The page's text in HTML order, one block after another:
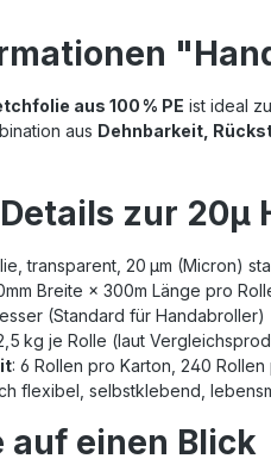
aus 100 % PE ist ideal
aus Dehnbarkeit,
zur 20µ
transparent, 20 µm (Micron)
Breite × 300m Länge pro
(Standard für Handabroller)
kg je Rolle (laut
: 6 Rollen pro Karton, 240
flexibel, selbstklebend,
auf einen Blick